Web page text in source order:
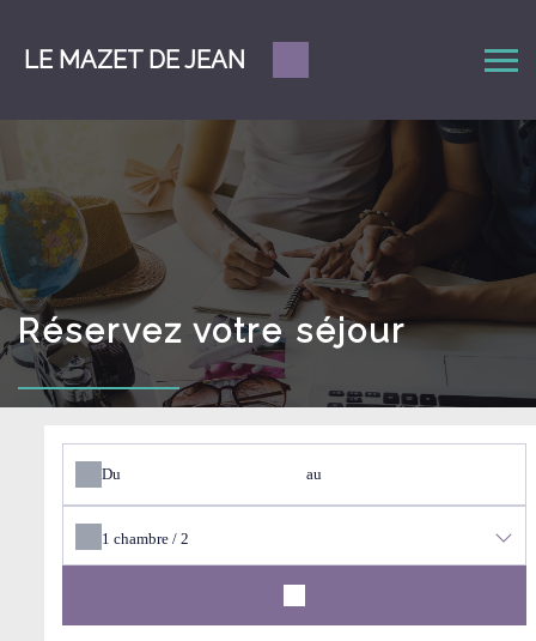
LE MAZET DE JEAN
Réservez votre séjour
Du au
1chambre /2